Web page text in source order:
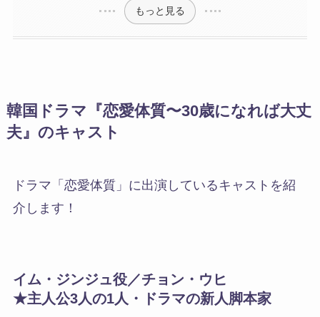
もっと見る
韓国ドラマ『恋愛体質〜30歳になれば大丈
夫』のキャスト
ドラマ 「恋愛体質」に出演しているキャストを紹
介 します！
イム・ジンジュ役／チョン・ウヒ
★主人公3人の1人・ドラマの新人脚本家